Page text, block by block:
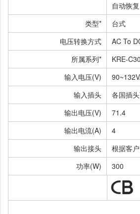
自动恢复
类型*
台式
电压转换方式
AC To
所属系列*
KRE-
输入电压(V)
输入插头
各国插
输出电压(V)
71.4
输出电流(A)
4
输出接头
根据客
功率(W)
300